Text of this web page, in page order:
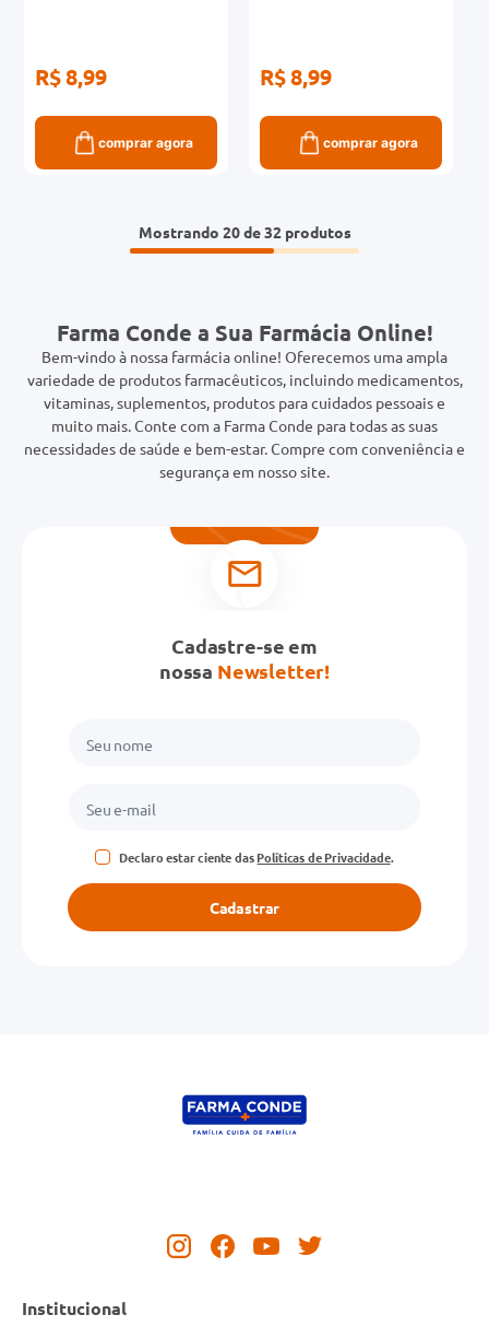
R$ 8,99
comprar agora
R$ 8,99
comprar agora
Mostrando 20 de 32
Farma Conde a Sua Farmácia Online!
Bem-vindo à nossa farmácia online! Oferecemos uma ampla
variedade de produtos farmacêuticos, incluindo medicamentos,
vitaminas, suplementos, produtos para cuidados pessoais e
muito mais. Conte com a Farma Conde para todas as suas
necessidades de saúde e bem-estar. Compre com conveniência e
segurança em nosso site.
Cadastre-se em
nossa Newsletter!
Declaro estar ciente dasPolíticas de Privacidade.
Cadastrar
Institucional